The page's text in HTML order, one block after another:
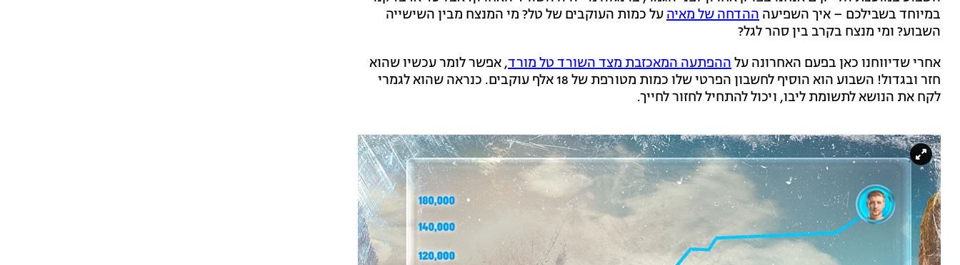
במיוחד בשבילכם – איך השפיעה ההדחה של מאיהעל כמות העוקבים של טל? מי המנצח מבין השישייה
השבוע? ומי מנצח בקרב בין סהר לגל?
אחרי שדיווחנו כאן בפעם האחרונה עלההפתעה המאכזבת מצד השורד טל מורד, אפשר לומר עכשיו שהוא
חזר ובגדול! השבוע הוא הוסיף לחשבון הפרטי שלו כמות מטורפת של 18 אלף עוקבים. כנראה שהוא לגמרי
לקח את הנושא לתשומת ליבו, ויכול להתחיל לחזור לחייך.